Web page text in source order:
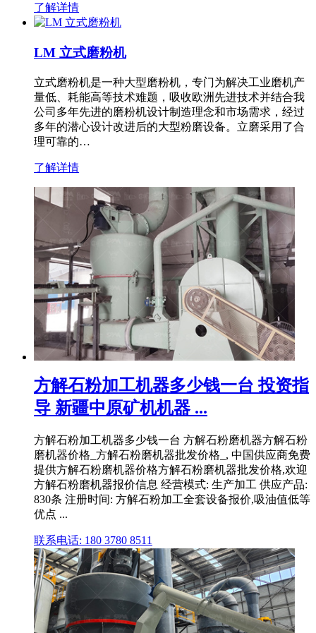
了解详情
LM 立式磨粉机
立式磨粉机是一种大型磨粉机，专门为解决工业磨机产
量低、耗能高等技术难题，吸收欧洲先进技术并结合我
公司多年先进的磨粉机设计制造理念和市场需求，经过
多年的潜心设计改进后的大型粉磨设备。立磨采用了合
理可靠的…
了解详情
方解石粉加工机器多少钱一台 投资指
导 新疆中原矿机机器 ...
方解石粉加工机器多少钱一台 方解石粉磨机器方解石粉
磨机器价格_方解石粉磨机器批发价格_, 中国供应商免费
提供方解石粉磨机器价格方解石粉磨机器批发价格,欢迎
方解石粉磨机器报价信息 经营模式: 生产加工 供应产品:
830条 注册时间: 方解石粉加工全套设备报价,吸油值低等
优点 ...
联系电话: 180 3780 8511